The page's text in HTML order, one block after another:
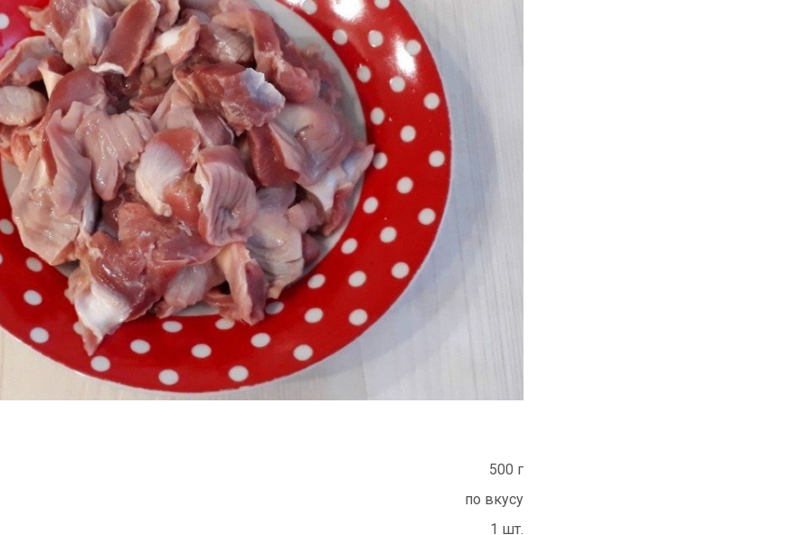
500 г
по вкусу
1 шт.